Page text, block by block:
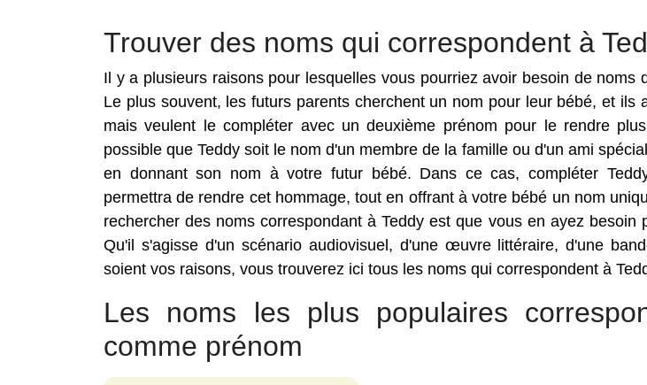
Trouver des noms qui correspondent à
Il y a plusieurs raisons pour lesquelles vous pourriez avoir besoin de noms
Le plus souvent, les futurs parents cherchent un nom pour leur bébé, et ils
mais veulent le compléter avec un deuxième prénom pour le rendre
possible que Teddy soit le nom d'un membre de la famille ou d'un ami
en donnant son nom à votre futur bébé. Dans ce cas, compléter
permettra de rendre cet hommage, tout en offrant à votre bébé un nom
rechercher des noms correspondant à Teddy est que vous en ayez besoin
Qu'il s'agisse d'un scénario audiovisuel, d'une œuvre littéraire, d'une
soient vos raisons, vous trouverez ici tous les noms qui correspondent à
Les noms les plus populaires
comme prénom